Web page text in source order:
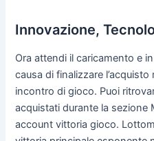
Innovazione,
Ora attendi il caricamento e
causa di finalizzare
incontro di gioco. Puoi
acquistati durante la sezione
account vittoria gioco.